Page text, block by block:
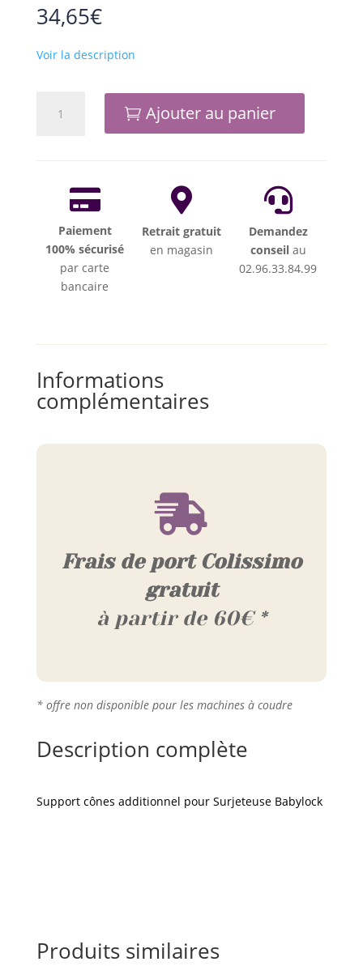
34,65€
Voir la description
BABYLOCK
Ajouter au panier

Paiement
100% sécurisé
par carte
bancaire

Retrait gratuit
en magasin

Demandez
conseilau
02.96.33.84.99
Informations
complémentaires

Frais de port Colissimo
gratuit
à partir de 60€ *
* offre non disponible pour les machines à coudre
Description complète
Support cônes additionnel pour Surjeteuse Babylock
Produits similaires